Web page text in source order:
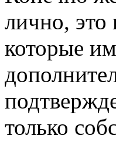
лично, это
которые
только